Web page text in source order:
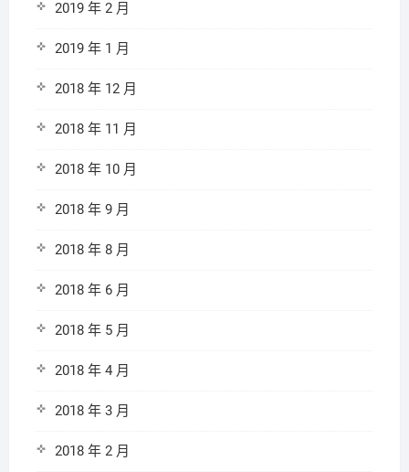
2019 年 2 月
2019 年 1 月
2018 年 12 月
2018 年 11 月
2018 年 10 月
2018 年 9 月
2018 年 8 月
2018 年 6 月
2018 年 5 月
2018 年 4 月
2018 年 3 月
2018 年 2 月